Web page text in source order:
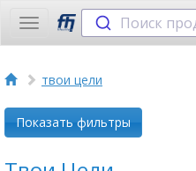
Toggle
navigation
Поиск
твои цели
Показать фильтры